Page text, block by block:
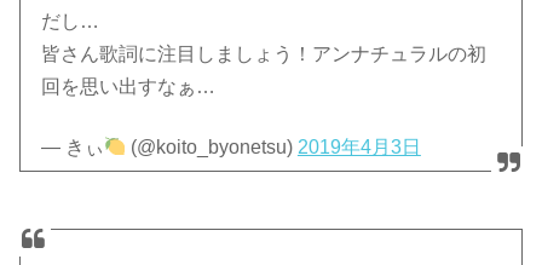
だし…
皆さん歌詞に注目しましょう！アンナチュラルの初
回を思い出すなぁ…
— きぃ (@koito_byonetsu) 2019年4月3日